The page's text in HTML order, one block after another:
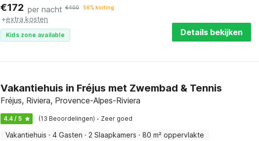
€172 per nacht €400 56% korting
+extra kosten
Kids zone available Details bekijken
Vakantiehuis in Fréjus met Zwembad & Tennis
Fréjus, Riviera, Provence-Alpes-Riviera
4.4 / 5 (13 Beoordelingen) · Zeer goed
Vakantiehuis · 4 Gasten · 2 Slaapkamers · 80 m² oppervlakte